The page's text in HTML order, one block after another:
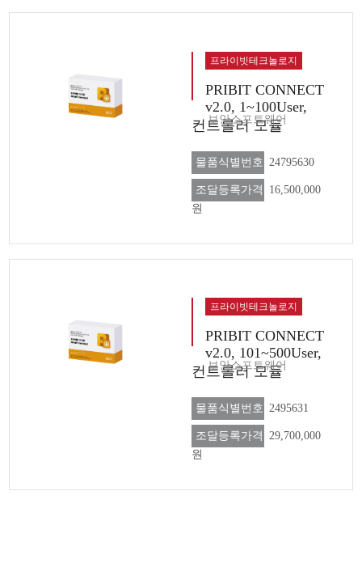
프라이빗테크놀로지
PRIBIT CONNECT
v2.0, 1~100User,
컨트롤러 모듈
보안소프트웨어
물품식별번호 24795630
조달등록가격
16,500,000
원
프라이빗테크놀로지
PRIBIT CONNECT
v2.0, 101~500User,
컨트롤러 모듈
보안소프트웨어
물품식별번호 2495631
조달등록가격 29,700,000
원